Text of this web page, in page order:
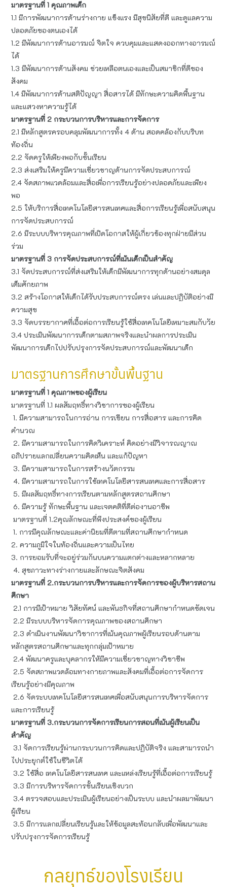
มาตรฐานที่ 1 คุณภาพเด็ก
1.1 มีการพัฒนาการด้านร่างกาย แข็งแรง มีสุขนิสัยที่ดี และดูแลความ
ปลอดภัยของตนเองได้
1.2 มีพัฒนาการด้านอารมณ์ จิตใจ ควบคุมและแสดงออกทางอารมณ์
ได้
1.3 มีพัฒนาการด้านสังคม ช่วยเหลือตนเองและเป็นสมาชิกที่ดีของ
สังคม
1.4 มีพัฒนาการด้านสติปัญญา สื่อสารได้ มีทักษะความคิดพื้นฐาน
และแสวงหาความรู้ได้
มาตรฐานที่ 2 กระบวนการบริหารและการจัดการ
2.1 มีหลักสูตรครอบคลุมพัฒนาการทั้ง 4 ด้าน สอดคล้องกับบริบท
ท้องถิ่น
2.2 จัดครูให้เพียงพอกับชั้นเรียน
2.3 ส่งเสริมให้ครูมีความเชี่ยวชาญด้านการจัดประสบการณ์
2.4 จัดสภาพแวดล้อมและสื่อเพื่อการเรียนรู้อย่างปลอดภัยและเพียง
พอ
2.5 ให้บริการสื่อเทคโนโลยีสารสนเทศและสื่อการเรียนรู้เพื่อสนับสนุน
การจัดประสบการณ์
2.6 มีระบบบริหารคุณภาพที่เปิดโอกาสให้ผู้เกี่ยวข้องทุกฝ่ายมีส่วน
ร่วม
มาตรฐานที่ 3 การจัดประสบการณ์ที่เน้นเด็กเป็นสำคัญ
3.1 จัดประสบการณ์ที่ส่งเสริมให้เด็กมีพัฒนาการทุกด้านอย่างสมดุล
เต็มศักยภาพ
3.2 สร้างโอกาสให้เด็กได้รับประสบการณ์ตรง เล่นและปฏิบัติอย่างมี
ความสุข
3.3 จัดบรรยากาศที่เอื้อต่อการเรียนรู้ใช้สื่อเทคโนโลยีเหมาะสมกับวัย
3.4 ประเมินพัฒนาการเด็กตามสภาพจริงและนำผลการประเมิน
พัฒนาการเด็กไปปรับปรุงการจัดประสบการณ์และพัฒนาเด็ก
มาตรฐานการศึกษาขั้นพื้นฐาน
มาตรฐานที่ 1 คุณภาพของผู้เรียน
มาตรฐานที่ 1.1 ผลสัมฤทธิ์ทางวิชาการของผู้เรียน
1. มีความสามารถในการอ่าน การเขียน การสื่อสาร และการคิด
คำนวณ
2. มีความสามารถในการคิดวิเคราะห์ คิดอย่างมีวิจารณญาณ
อภิปรายแลกเปลี่ยนความคิดเห็น และแก้ปัญหา
3. มีความสามารถในการสร้างนวัตกรรม
4. มีความสามารถในการใช้เทคโนโลยีสารสนเทศและการสื่อสาร
5. มีผลสัมฤทธิ์ทางการเรียนตามหลักสูตรสถานศึกษา
6. มีความรู้ ทักษะพื้นฐาน และเจตคติที่ดีต่องานอาชีพ
มาตรฐานที่ 1.2คุณลักษณะที่พึงประสงค์ของผู้เรียน
1. การมีคุณลักษณะและค่านิยมที่ดีตามที่สถานศึกษากำหนด
2. ความภูมิใจในท้องถิ่นและความเป็นไทย
3. การยอมรับที่จะอยู่ร่วมกันบนความแตกต่างและหลากหลาย
4. สุขภาวะทางร่างกายและลักษณะจิตสังคม
มาตรฐานที่ 2.กระบวนการบริหารและการจัดการของผู้บริหารสถาน
ศึกษา
2.1 การมีเป้าหมาย วิสัยทัศน์ และพันธกิจที่สถานศึกษากำหนดชัดเจน
2.2 มีระบบบริหารจัดการคุณภาพของสถานศึกษา
2.3 ดำเนินงานพัฒนาวิชาการที่เน้นคุณภาพผู้เรียนรอบด้านตาม
หลักสูตรสถานศึกษาและทุกกลุ่มเป้าหมาย
2.4 พัฒนาครูและบุคลากรให้มีความเชี่ยวชาญทางวิชาชีพ
2.5 จัดสภาพแวดล้อมทางกายภาพและสังคมที่เอื้อต่อการจัดการ
เรียนรู้อย่างมีคุณภาพ
2.6 จัดระบบเทคโนโลยีสารสนเทศเพื่อสนับสนุนการบริหารจัดการ
และการเรียนรู้
มาตรฐานที่ 3.กระบวนการจัดการเรียนการสอนที่เน้นผู้เรียนเป็น
สำคัญ
3.1 จัดการเรียนรู้ผ่านกระบวนการคิดและปฏิบัติจริง และสามารถนำ
ไปประยุกต์ใช้ในชีวิตได้
3.2 ใช้สื่อ เทคโนโลยีสารสนเทศ และแหล่งเรียนรู้ที่เอื้อต่อการเรียนรู้
3.3 มีการบริหารจัดการชั้นเรียนเชิงบวก
3.4 ตรวจสอบและประเมินผู้เรียนอย่างเป็นระบบ และนำผลมาพัฒนา
ผู้เรียน
3.5 มีการแลกเปลี่ยนเรียนรู้และให้ข้อมูลสะท้อนกลับเพื่อพัฒนาและ
ปรับปรุงการจัดการเรียนรู้
กลยุทธ์ของโรงเรียน